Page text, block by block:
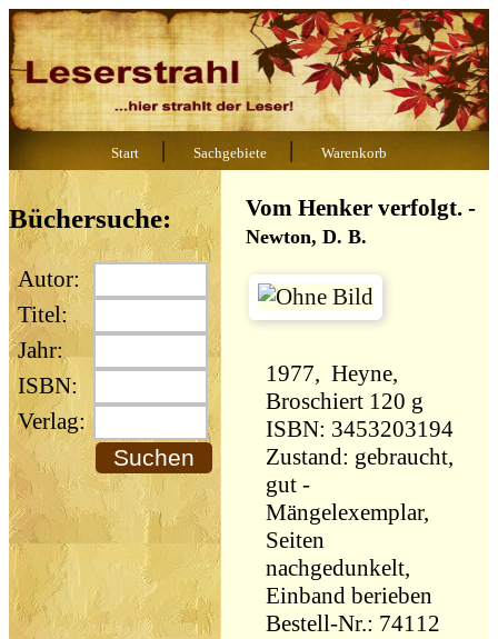
Start | Sachgebiete | Warenkorb
Büchersuche:
Autor:
Titel:
Jahr:
ISBN:
Verlag:
Vom Henker verfolgt. -
Newton, D. B.
1977, Heyne,
Broschiert 120 g
ISBN: 3453203194
Zustand: gebraucht,
gut -
Mängelexemplar,
Seiten
nachgedunkelt,
Einband berieben
Bestell-Nr.: 74112